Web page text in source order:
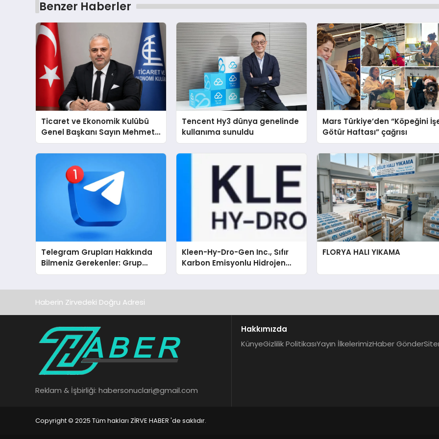
Benzer Haberler
Ticaret ve Ekonomik Kulübü
Genel Başkanı Sayın Mehmet
Ulutaş, ekonomiye dair yaptığı
açıklamada şunları kaydetti:
Tencent Hy3 dünya genelinde
kullanıma sunuldu
Mars Türkiye’den “Köpeğini
Götür Haftası” çağrısı
Telegram Grupları Hakkında
Bilmeniz Gerekenler: Grup
Sahipleri İçin Telegram’da
Kleen-Hy-Dro-Gen Inc., Sıfır
Karbon Emisyonlu Hidrojen
Isıtma Teknolojisinde ISO ve
FLORYA HALI YIKAMA
Haberin Zirvedeki Doğru Adresi
Reklam & İşbirliği: habersonuclari@gmail.com
Hakkımızda
KünyeGizlilik PolitikasıYayın İlkelerimizHaber Gönder
Copyright © 2025 Tüm hakları ZİRVE HABER 'de saklıdır.